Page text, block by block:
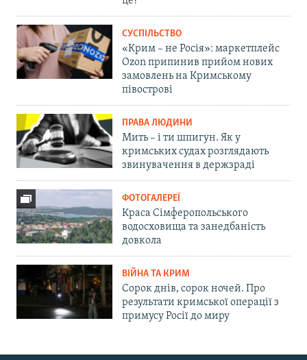
СУСПІЛЬСТВО
«Крим – не Росія»: маркетплейс
Ozon припинив прийом нових
замовлень на Кримському
півострові
ПРАВА ЛЮДИНИ
Мить – і ти шпигун. Як у
кримських судах розглядають
звинувачення в держзраді
ФОТОГАЛЕРЕЇ
Краса Сімферопольського
водосховища та занедбаність
довкола
ВІЙНА ТА КРИМ
Сорок днів, сорок ночей. Про
результати кримської операції з
примусу Росії до миру